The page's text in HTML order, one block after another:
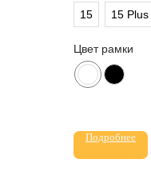
15 15 Plus
Цвет рамки
Подробнее